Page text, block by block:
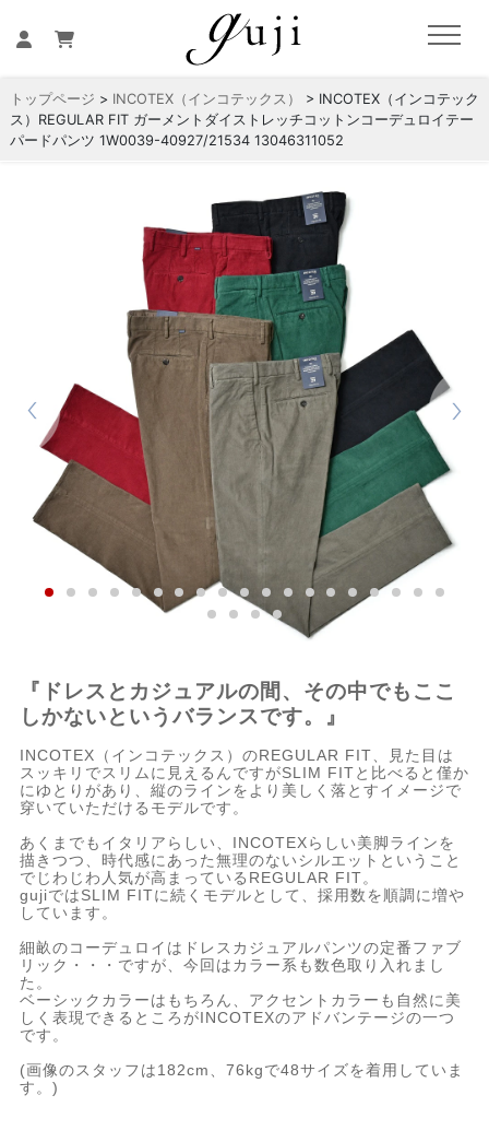
トップページ > INCOTEX（インコテックス）
> INCOTEX（インコテック
ス）REGULAR FIT ガーメントダイストレッチコットンコーデュロイテー
パードパンツ 1W0039-40927/21534 13046311052
『ドレスとカジュアルの間、その中でもここ
しかないというバランスです。』
INCOTEX（インコテックス）のREGULAR FIT、見た目は
スッキリでスリムに見えるんですがSLIM FITと比べると僅か
にゆとりがあり、縦のラインをより美しく落とすイメージで
穿いていただけるモデルです。
あくまでもイタリアらしい、INCOTEXらしい美脚ラインを
描きつつ、時代感にあった無理のないシルエットということ
でじわじわ人気が高まっているREGULAR FIT。
gujiではSLIM FITに続くモデルとして、採用数を順調に増や
しています。
細畝のコーデュロイはドレスカジュアルパンツの定番ファブ
リック・・・ですが、今回はカラー系も数色取り入れまし
た。
ベーシックカラーはもちろん、アクセントカラーも自然に美
しく表現できるところがINCOTEXのアドバンテージの一つ
です。
(画像のスタッフは182cm、76kgで48サイズを着用していま
す。)